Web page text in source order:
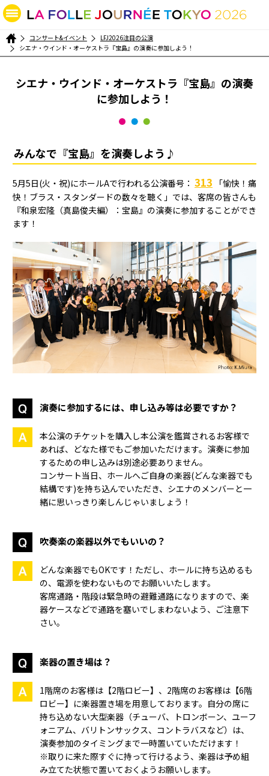
コンサート&イベント
LFJ2026注目の公演
シエナ・ウインド・オーケストラ『宝島』の演奏に参加しよう！
シエナ・ウインド・オーケストラ『宝島』の演奏
に参加しよう！
みんなで『宝島』を演奏しよう♪
5月5日(火・祝)にホールAで行われる公演番号： 313 「愉快！痛
快！ブラス・スタンダードの数々を聴く」では、客席の皆さんも
『和泉宏隆（真島俊夫編）：宝島』の演奏に参加することができ
ます！
演奏に参加するには、申し込み等は必要ですか？
本公演のチケットを購入し本公演を鑑賞されるお客様で
あれば、どなた様でもご参加いただけます。演奏に参加
するための申し込みは別途必要ありません。
コンサート当日、ホールへご自身の楽器(どんな楽器でも
結構です)を持ち込んでいただき、シエナのメンバーと一
緒に思いっきり楽しんじゃいましょう！
吹奏楽の楽器以外でもいいの？
どんな楽器でもOKです！ただし、ホールに持ち込めるも
の、電源を使わないものでお願いいたします。
客席通路・階段は緊急時の避難通路になりますので、楽
器ケースなどで通路を塞いでしまわないよう、ご注意下
さい。
楽器の置き場は？
1階席のお客様は【2階ロビー】、2階席のお客様は【6階
ロビー】に楽器置き場を用意しております。自分の席に
持ち込めない大型楽器（チューバ、トロンボーン、ユーフ
ォニアム、バリトンサックス、コントラバスなど）は、
演奏参加のタイミングまで一時置いていただけます！
※取りに来た際すぐに持って行けるよう、楽器は予め組
み立てた状態で置いておくようお願いします。